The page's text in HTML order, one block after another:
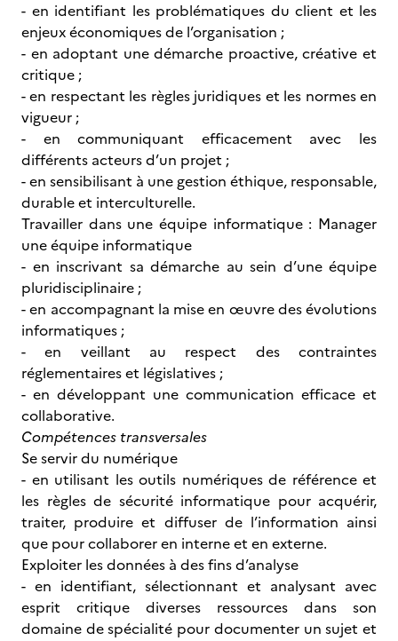
- en identifiant les problématiques du client et les
enjeux économiques de l’organisation ;
- en adoptant une démarche proactive, créative et
critique ;
- en respectant les règles juridiques et les normes en
vigueur ;
- en communiquant efficacement avec les
différents acteurs d’un projet ;
- en sensibilisant à une gestion éthique, responsable,
durable et interculturelle.
Travailler dans une équipe informatique : Manager
une équipe informatique
- en inscrivant sa démarche au sein d’une équipe
pluridisciplinaire ;
- en accompagnant la mise en œuvre des évolutions
informatiques ;
- en veillant au respect des contraintes
réglementaires et législatives ;
- en développant une communication efficace et
collaborative.
Compétences transversales
Se servir du numérique
- en utilisant les outils numériques de référence et
les règles de sécurité informatique pour acquérir,
traiter, produire et diffuser de l’information ainsi
que pour collaborer en interne et en externe.
Exploiter les données à des fins d’analyse
- en identifiant, sélectionnant et analysant avec
esprit critique diverses ressources dans son
domaine de spécialité pour documenter un sujet et